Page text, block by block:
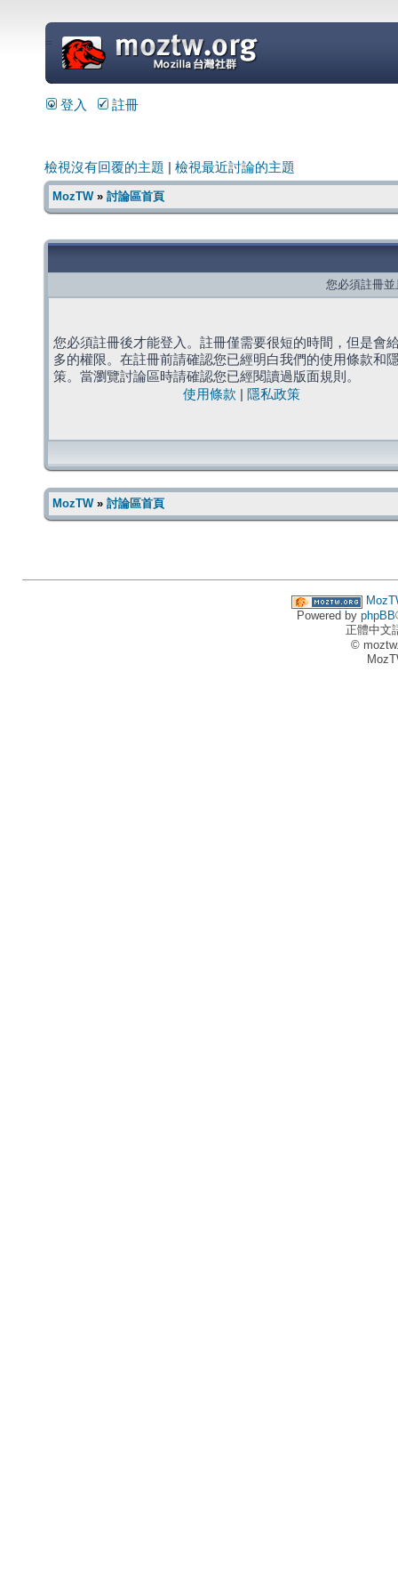
=
登入 註冊
檢視沒有回覆的主題 檢視最近討論的主題
MozTW» 討論區首頁
您必須註冊
您必須註冊後才能登入。註冊僅需要很短的時間，但是會
多的權限。在註冊前請確認您已經明白我們的使用條款和
策。當瀏覽討論區時請確認您已經閱讀過版面規則。
使用條款
隱私政策
MozTW» 討論區首頁
Powered by phpBB
正體中文
©